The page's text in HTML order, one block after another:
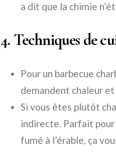
a dit que la chimie
4. Techniques de
Pour un barbecue
demandent chaleur
Si vous êtes plutôt
indirecte. Parfait
fumé à l’érable, ça